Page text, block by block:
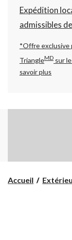
Expédition
admissibles
*Offre exclusive
TriangleMD sur
savoir plus
Accueil